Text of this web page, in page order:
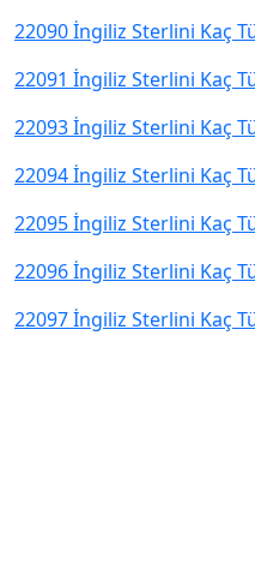
22090 İngiliz Sterlini Kaç
22091 İngiliz Sterlini Kaç
22093 İngiliz Sterlini Kaç
22094 İngiliz Sterlini Kaç
22095 İngiliz Sterlini Kaç
22096 İngiliz Sterlini Kaç
22097 İngiliz Sterlini Kaç